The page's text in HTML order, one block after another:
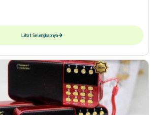
Lihat Selengkapnya